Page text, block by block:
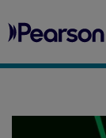
Pearson